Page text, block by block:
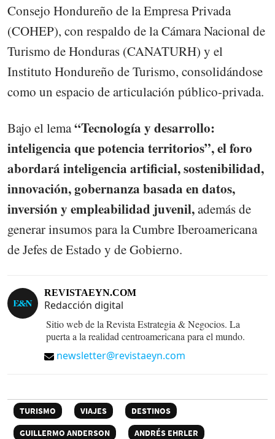
Consejo Hondureño de la Empresa Privada
(COHEP), con respaldo de la Cámara Nacional de
Turismo de Honduras (CANATURH) y el
Instituto Hondureño de Turismo, consolidándose
como un espacio de articulación público-privada.
Bajo el lema“Tecnología y desarrollo:
inteligencia que potencia territorios”, el foro
abordará inteligencia artificial, sostenibilidad,
innovación, gobernanza basada en datos,
inversión y empleabilidad juvenil,además de
generar insumos para la Cumbre Iberoamericana
de Jefes de Estado y de Gobierno.
REVISTAEYN.COM
Redacción digital
Sitio web de la Revista Estrategia & Negocios. La
puerta a la realidad centroamericana para el mundo.
newsletter@revistaeyn.com
TURISMO VIAJES
DESTINOS
GUILLERMO ANDERSON
ANDRÉS EHRLER